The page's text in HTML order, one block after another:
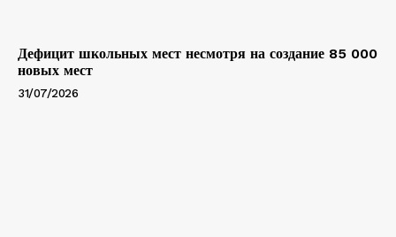
Дефицит школьных мест несмотря на создание 85 000
новых мест
31/07/2026